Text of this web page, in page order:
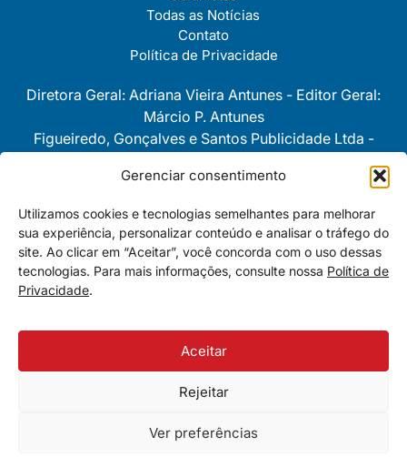
Gerenciar consentimento
Utilizamos cookies e tecnologias semelhantes para melhorar
sua experiência, personalizar conteúdo e analisar o tráfego do
site. Ao clicar em “Aceitar”, você concorda com o uso dessas
tecnologias. Para mais informações, consulte nossa Política de
Privacidade.
Aceitar
Rejeitar
Ver preferências
Todas as Notícias
Contato
Política de Privacidade
Diretora Geral: Adriana Vieira Antunes - Editor Geral:
Márcio P. Antunes
Figueiredo, Gonçalves e Santos Publicidade Ltda -
expressos nas colunas são
personalíssimas e de exclusiva e
total responsabilidade de cada um
dos seus autores.
Todos os direitos estão reservados
Desenvolvido porJR Páginas